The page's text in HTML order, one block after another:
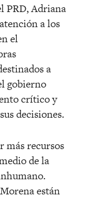
PRD, Adriana
a los
el
a
gobierno
crítico y
decisiones.
más recursos
de la
están